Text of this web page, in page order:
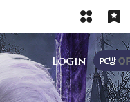
상단 메뉴